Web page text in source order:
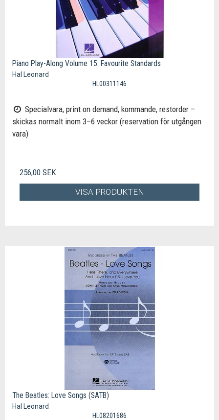
Piano Play-Along Volume 15: Favourite Standards
Hal Leonard
HL00311146
Specialvara, print on demand, kommande, restorder –
skickas normalt inom 3–6 veckor (reservation för utgången
vara)
256,00 SEK
VISA PRODUKTEN
The Beatles: Love Songs (SATB)
Hal Leonard
HL08201686